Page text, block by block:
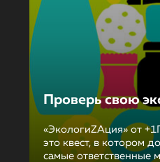
Проверь свою
«ЭкологиZAция» от
это квест, в котором
самые ответственные